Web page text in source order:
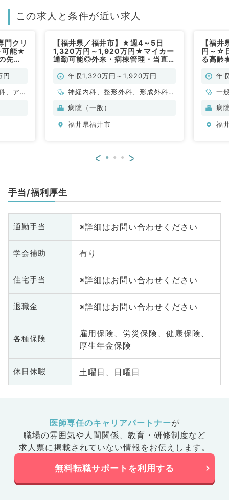
この求人と条件が近い求人
門クリ
可能★
先
円
、アレ
環器内
、老年
般、一
健診・
Ｕ、病
科、大
髄・脊
【福井県／福井市】★週4～5日
1,320万円～1,920万円★マイカー
通勤可能◎外来・病棟管理・当直の
勤）年収1,320万円～1,920万円
神経内科、整形外科、形成外科、
脳神経外科、呼吸器外科、心臓血
環器内科、呼吸器内科、消化器内
全般、一般外科、消化器外科、乳
病院（一般）
福井県福井市
【福
円～☆
る高齢
年
一
科
病
福
< >
手当/福利厚生
通勤手当 ※詳細はお問い合わせください
学会補助 有り
住宅手当 ※詳細はお問い合わせください
退職金 ※詳細はお問い合わせください
各種保険
雇用保険、労災保険、健康保険、
厚生年金保険
休日休暇 土曜日、日曜日
医師専任のキャリアパートナーが
職場の雰囲気や人間関係、 教育・研修制度など
求人票に掲載されていない情報をお伝えします。
無料転職サポートを利用する